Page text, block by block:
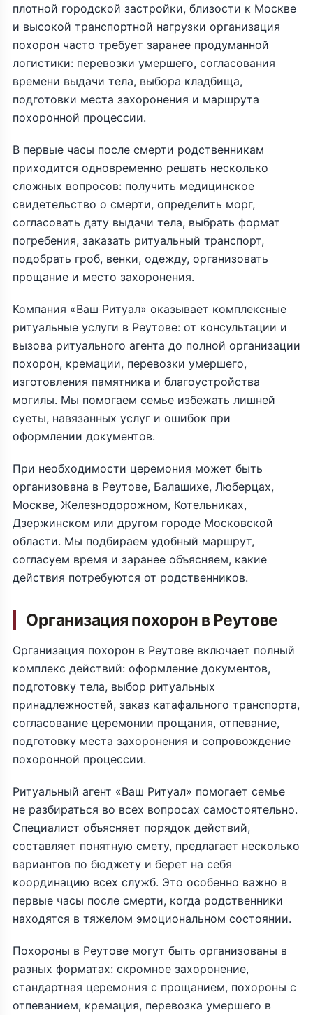
плотной городской застройки, близости к Москве
и высокой транспортной нагрузки организация
похорон часто требует заранее продуманной
логистики: перевозки умершего, согласования
времени выдачи тела, выбора кладбища,
подготовки места захоронения и маршрута
похоронной процессии.
В первые часы после смерти родственникам
приходится одновременно решать несколько
сложных вопросов: получить медицинское
свидетельство о смерти, определить морг,
согласовать дату выдачи тела, выбрать формат
погребения, заказать ритуальный транспорт,
подобрать гроб, венки, одежду, организовать
прощание и место захоронения.
Компания «Ваш Ритуал» оказывает комплексные
ритуальные услуги в Реутове: от консультации и
вызова ритуального агента до полной организации
похорон, кремации, перевозки умершего,
изготовления памятника и благоустройства
могилы. Мы помогаем семье избежать лишней
суеты, навязанных услуг и ошибок при
оформлении документов.
При необходимости церемония может быть
организована в Реутове, Балашихе, Люберцах,
Москве, Железнодорожном, Котельниках,
Дзержинском или другом городе Московской
области. Мы подбираем удобный маршрут,
согласуем время и заранее объясняем, какие
действия потребуются от родственников.
Организация похорон в Реутове
Организация похорон в Реутове включает полный
комплекс действий: оформление документов,
подготовку тела, выбор ритуальных
принадлежностей, заказ катафального транспорта,
согласование церемонии прощания, отпевание,
подготовку места захоронения и сопровождение
похоронной процессии.
Ритуальный агент «Ваш Ритуал» помогает семье
не разбираться во всех вопросах самостоятельно.
Специалист объясняет порядок действий,
составляет понятную смету, предлагает несколько
вариантов по бюджету и берет на себя
координацию всех служб. Это особенно важно в
первые часы после смерти, когда родственники
находятся в тяжелом эмоциональном состоянии.
Похороны в Реутове могут быть организованы в
разных форматах: скромное захоронение,
стандартная церемония с прощанием, похороны с
отпеванием, кремация, перевозка умершего в